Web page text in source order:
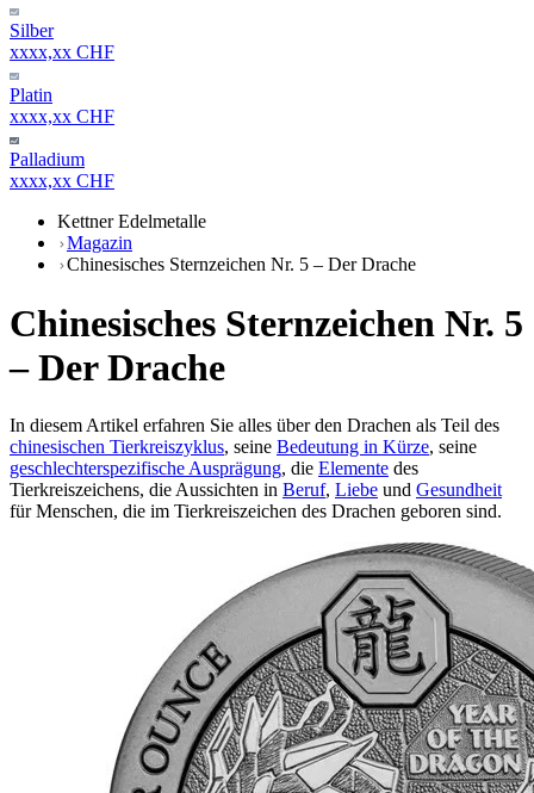
Silber
xxxx,xx CHF
Platin
xxxx,xx CHF
Palladium
xxxx,xx CHF
Kettner Edelmetalle
Magazin
Chinesisches Sternzeichen Nr. 5 – Der Drache
Chinesisches Sternzeichen Nr. 5
– Der Drache
In diesem Artikel erfahren Sie alles über den Drachen als Teil des
chinesischen Tierkreiszyklus, seine Bedeutung in Kürze, seine
geschlechterspezifische Ausprägung, die Elemente des
Tierkreiszeichens, die Aussichten in Beruf, Liebe und Gesundheit
für Menschen, die im Tierkreiszeichen des Drachen geboren sind.